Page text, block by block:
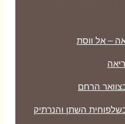
– אל ווסת
הרחם
השתן והנרתיק